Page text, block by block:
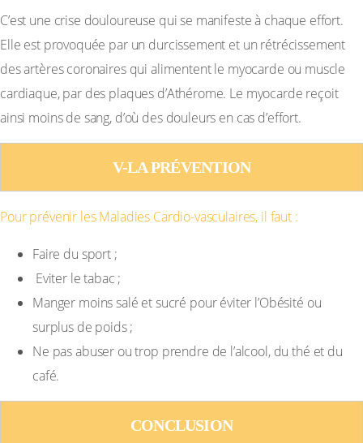
C’est une crise douloureuse qui se manifeste à chaque effort.
Elle est provoquée par un durcissement et un rétrécissement
des artères coronaires qui alimentent le myocarde ou muscle
cardiaque, par des plaques d’Athérome. Le myocarde reçoit
ainsi moins de sang, d’où des douleurs en cas d’effort.
V-LA PRÉVENTION
Pour prévenir les Maladies Cardio-vasculaires, il faut :
Faire du sport ;
Eviter le tabac ;
Manger moins salé et sucré pour éviter l’Obésité ou
surplus de poids ;
Ne pas abuser ou trop prendre de l’alcool, du thé et du
café.
CONCLUSION